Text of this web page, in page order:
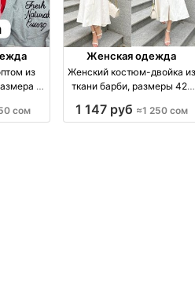
из
—
сом
Женская одежда
Женский костюм-двойка из
ткани барби, размеры 42–
1 147 руб ≈1 250 сом